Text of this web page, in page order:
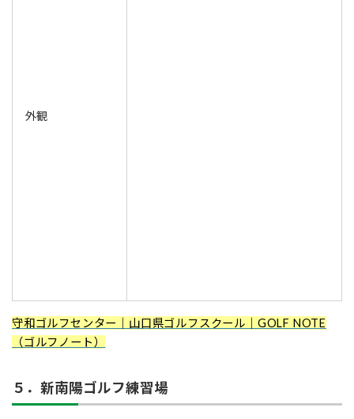
外観
守和ゴルフセンター｜山口県ゴルフスクール｜GOLF NOTE
（ゴルフノート）
５．新南陽ゴルフ練習場